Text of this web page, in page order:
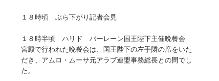
１８時頃 ぶら下がり記者会見
１８時半頃 ハリド バーレーン国王陛下主催晩餐会
宮殿で行われた晩餐会は、国王陛下の左手隣の席をいた
だき、アムロ・ムーサ元アラブ連盟事務総長との間でし
た。